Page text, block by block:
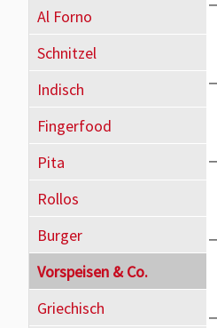
Al Forno
Schnitzel
Indisch
Fingerfood
Pita
Rollos
Burger
Vorspeisen & Co.
Griechisch